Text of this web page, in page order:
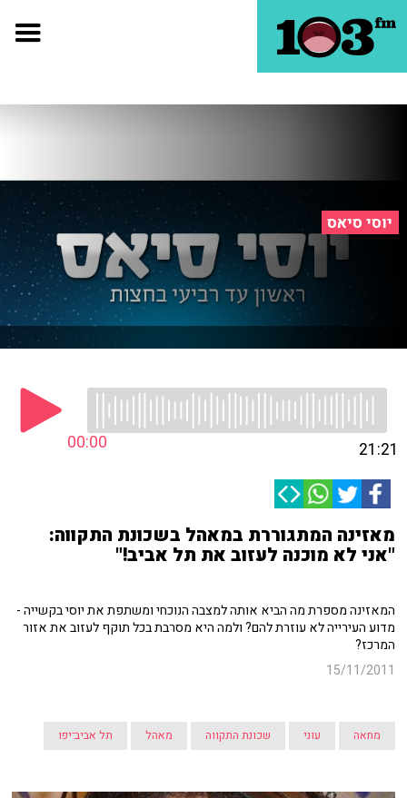
יוסי סיאס
00:00 21:21
מאזינה המתגוררת במאהל בשכונת התקווה:
"אני לא מוכנה לעזוב את תל אביב!"
המאזינה מספרת מה הביא אותה למצבה הנוכחי ומשתפת את יוסי בקשייה -
מדוע העירייה לא עוזרת להם? ולמה היא מסרבת בכל תוקף לעזוב את אזור
המרכז?
15/11/2011
מחאה עוני שכונת התקווה מאהל תל אביב־יפו